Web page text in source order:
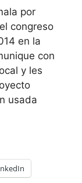
por
congreso
en la
con
y les
usada